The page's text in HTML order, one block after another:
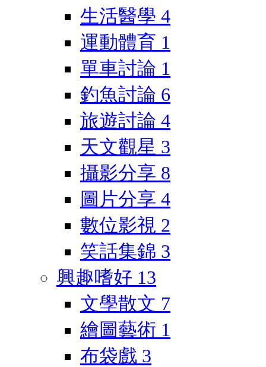
生活醫學 4
運動體育 1
單車討論 1
釣魚討論 6
旅遊討論 4
天文觀星 3
攝影分享 8
圖片分享 4
數位影視 2
笑話集錦 3
興趣嗜好 13
文學散文 7
繪圖藝術 1
布袋戲 3